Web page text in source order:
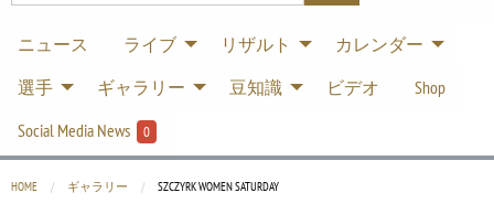
ニュース ライブ リザルト
カレンダー
選手
ギャラリー 豆知識 ビデオ
Shop
Social Media News
0
HOME ギャラリー CURRENT:
SZCZYRK WOMEN SATURDAY